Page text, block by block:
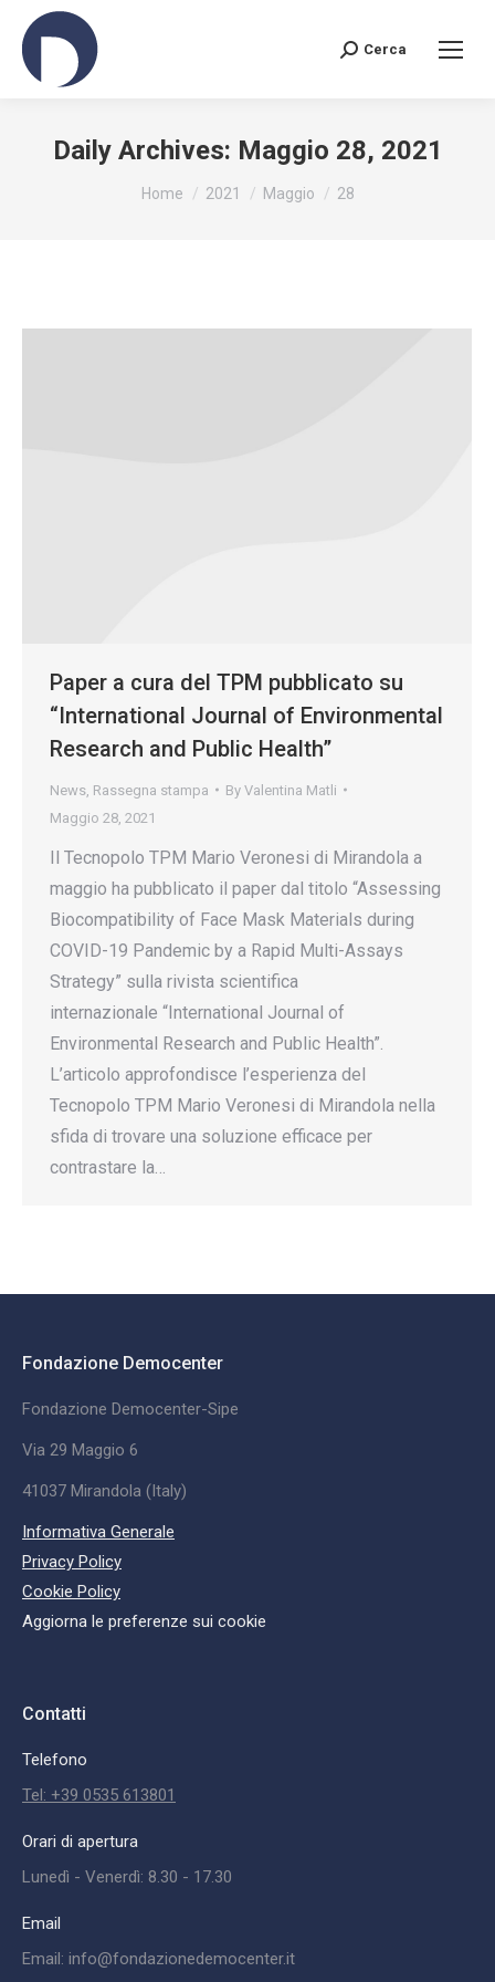
Search:
Cerca
Daily Archives: Maggio 28, 2021
You are here:
Home 2021 Maggio 28
Paper a cura del TPM pubblicato su
“International Journal of Environmental
Research and Public Health”
News Rassegna stampa By Valentina Matli
Maggio 28, 2021
Il Tecnopolo TPM Mario Veronesi di Mirandola a
maggio ha pubblicato il paper dal titolo “Assessing
Biocompatibility of Face Mask Materials during
COVID-19 Pandemic by a Rapid Multi-Assays
Strategy” sulla rivista scientifica
internazionale “International Journal of
Environmental Research and Public Health”.
L’articolo approfondisce l’esperienza del
Tecnopolo TPM Mario Veronesi di Mirandola nella
sfida di trovare una soluzione efficace per
contrastare la…
Fondazione Democenter
Fondazione Democenter-Sipe
Via 29 Maggio 6
41037 Mirandola (Italy)
Informativa Generale
Privacy Policy
Cookie Policy
Aggiorna le preferenze sui cookie
Contatti
Telefono
Tel: +39 0535 613801
Orari di apertura
Lunedì - Venerdì: 8.30 - 17.30
Email
Email: info@fondazionedemocenter.it